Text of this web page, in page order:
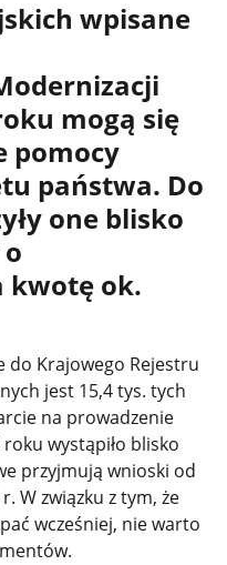
wpisane
mogą się
pomocy
państwa. Do
one blisko
kwotę ok.
do Krajowego Rejestru
jest 15,4 tys. tych
na prowadzenie
wystąpiło blisko
przyjmują wnioski od
W związku z tym, że
wcześniej, nie warto